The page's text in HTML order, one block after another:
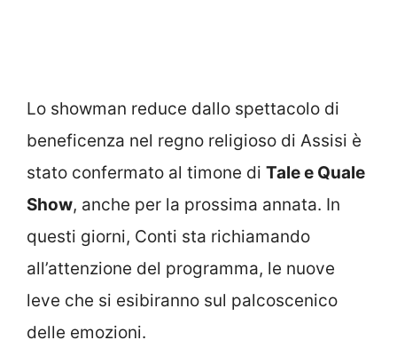
Lo showman reduce dallo spettacolo di
beneficenza nel regno religioso di Assisi è
stato confermato al timone di Tale e Quale
Show, anche per la prossima annata. In
questi giorni, Conti sta richiamando
all’attenzione del programma, le nuove
leve che si esibiranno sul palcoscenico
delle emozioni.